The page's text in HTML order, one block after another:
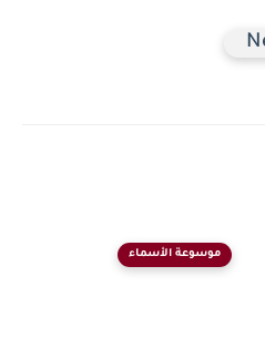
موسوعة الأسماء